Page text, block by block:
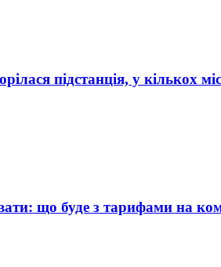
підстанція, у кількох
що буде з тарифами на